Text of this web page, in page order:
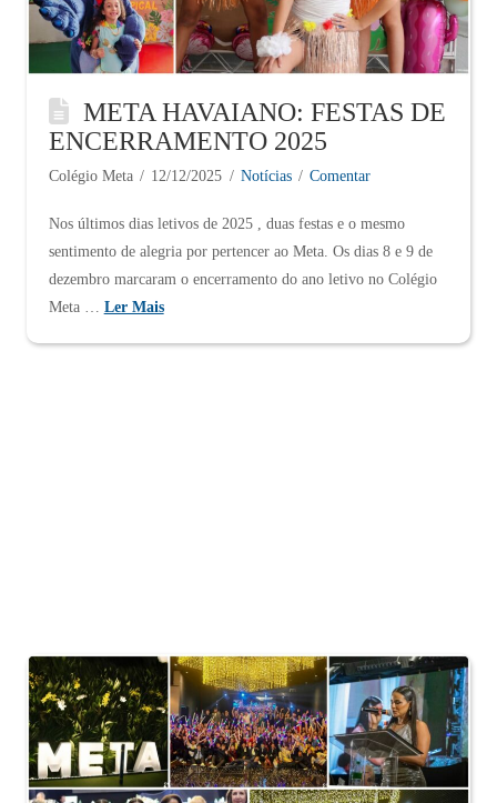
META HAVAIANO: FESTAS DE
ENCERRAMENTO 2025
Colégio Meta 12/12/2025 Notícias Comentar
Nos últimos dias letivos de 2025 , duas festas e o mesmo
sentimento de alegria por pertencer ao Meta. Os dias 8 e 9 de
dezembro marcaram o encerramento do ano letivo no Colégio
Meta … Ler Mais